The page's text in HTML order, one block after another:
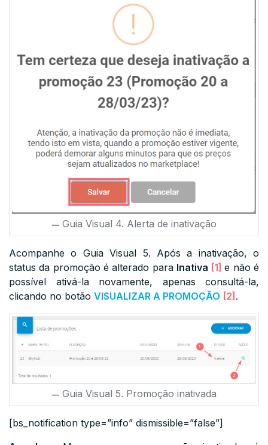
Guia Visual 4. Alerta de inativação
Acompanhe o Guia Visual 5. Após a inativação, o
statusda promoção é alterado para Inativa [1] e não é
possível ativá-la novamente, apenas consultá-la,
clicando no botão VISUALIZAR A PROMOÇÃO [2] .
Guia Visual 5. Promoção inativada
[bs_notification type=”info” dismissible=”false”]